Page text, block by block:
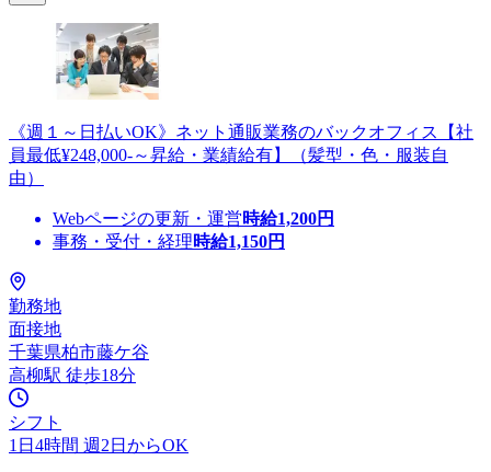
《週１～日払いOK》ネット通販業務のバックオフィス【社
員最低¥248,000-～昇給・業績給有】（髪型・色・服装自
由）
Webページの更新・運営時給1,200円
事務・受付・経理時給1,150円
勤務地
面接地
千葉県柏市藤ケ谷
高柳駅 徒歩18分
シフト
1日4時間 週2日からOK